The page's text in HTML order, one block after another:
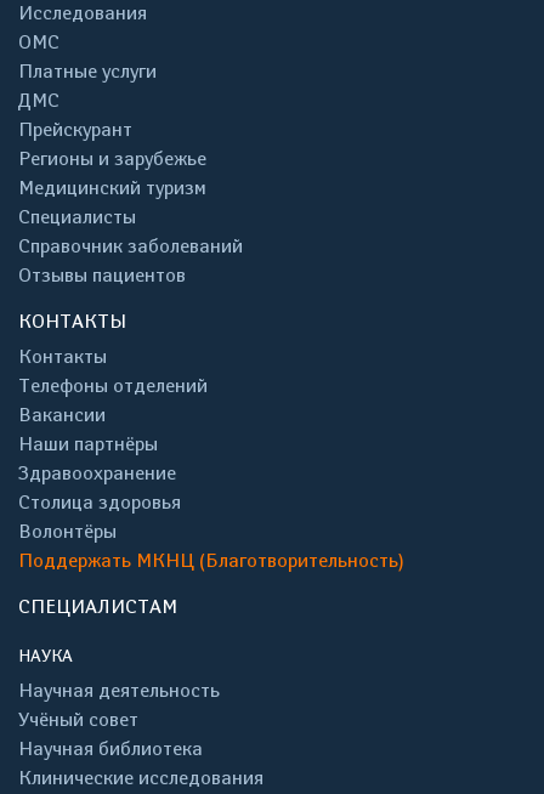
Исследования
ОМС
Платные услуги
ДМС
Прейскурант
Регионы и зарубежье
Медицинский туризм
Специалисты
Справочник заболеваний
Отзывы пациентов
КОНТАКТЫ
Контакты
Телефоны отделений
Вакансии
Наши партнёры
Здравоохранение
Столица здоровья
Волонтёры
Поддержать МКНЦ (Благотворительность)
СПЕЦИАЛИСТАМ
НАУКА
Научная деятельность
Учёный совет
Научная библиотека
Клинические исследования